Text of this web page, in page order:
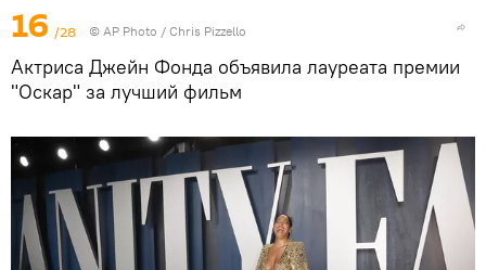
16 /28 © AP Photo / Chris Pizzello
Актриса Джейн Фонда объявила лауреата премии
"Оскар" за лучший фильм